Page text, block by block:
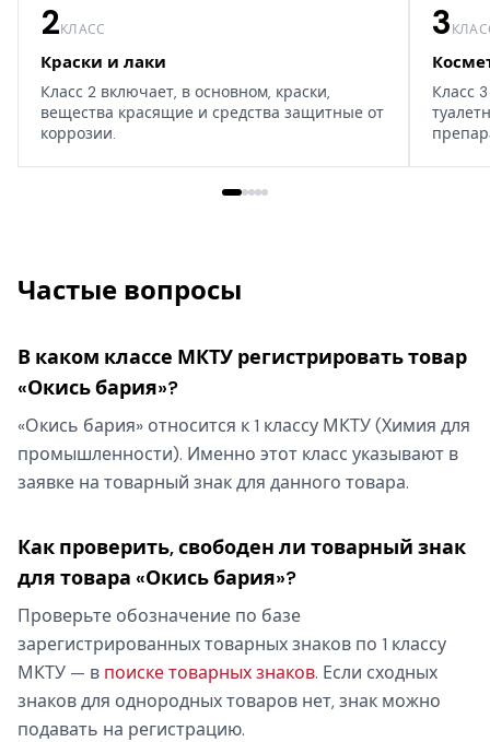
2КЛАСС
Краски и лаки
Класс 2 включает, в основном, краски,
вещества красящие и средства защитные от
коррозии.
3
Класс
Частые вопросы
В каком классе МКТУ регистрировать товар
«Окись бария»?
«Окись бария» относится к 1 классу МКТУ (Химия для
промышленности). Именно этот класс указывают в
заявке на товарный знак для данного товара.
Как проверить, свободен ли товарный знак
для товара «Окись бария»?
Проверьте обозначение по базе
зарегистрированных товарных знаков по 1 классу
МКТУ — в поиске товарных знаков. Если сходных
знаков для однородных товаров нет, знак можно
подавать на регистрацию.